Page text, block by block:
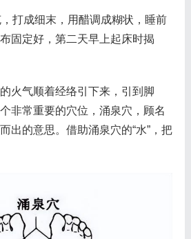
打成细末，用醋调成糊状，睡前
固定好，第二天早上起床时揭
火气顺着经络引下来，引到脚
非常重要的穴位，涌泉穴，顾名
出的意思。借助涌泉穴的“水”，把